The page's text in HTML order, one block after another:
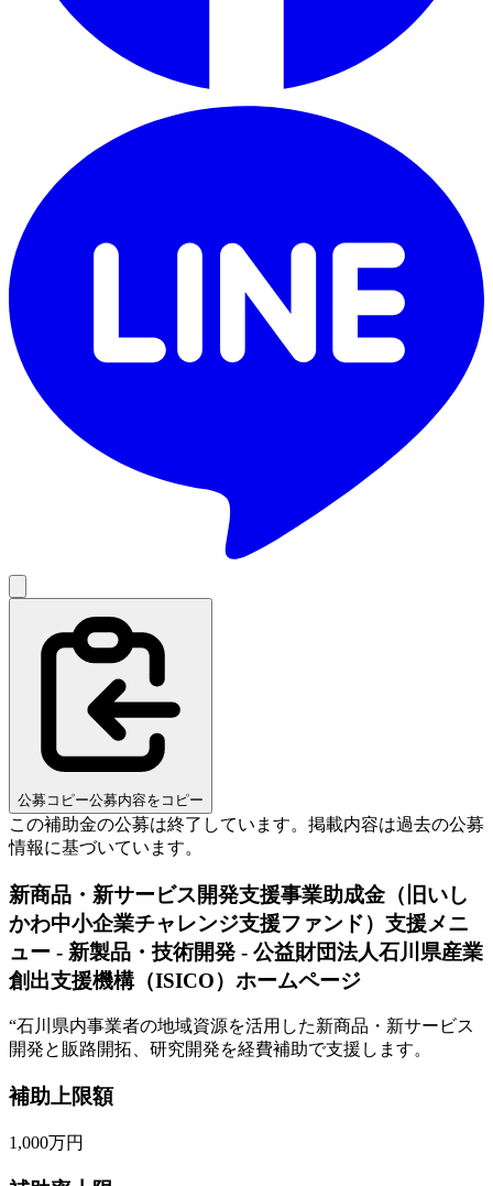
公募コピー公募内容をコピー
この補助金の公募は終了しています。 掲載内容は過去の公募
情報に基づいています。
新商品・新サービス開発支援事業助成金（旧いし
かわ中小企業チャレンジ支援ファンド）支援メニ
ュー - 新製品・技術開発 - 公益財団法人石川県産業
創出支援機構（ISICO）ホームページ
“石川県内事業者の地域資源を活用した新商品・新サービス
開発と販路開拓、研究開発を経費補助で支援します。
補助上限額
1,000万円